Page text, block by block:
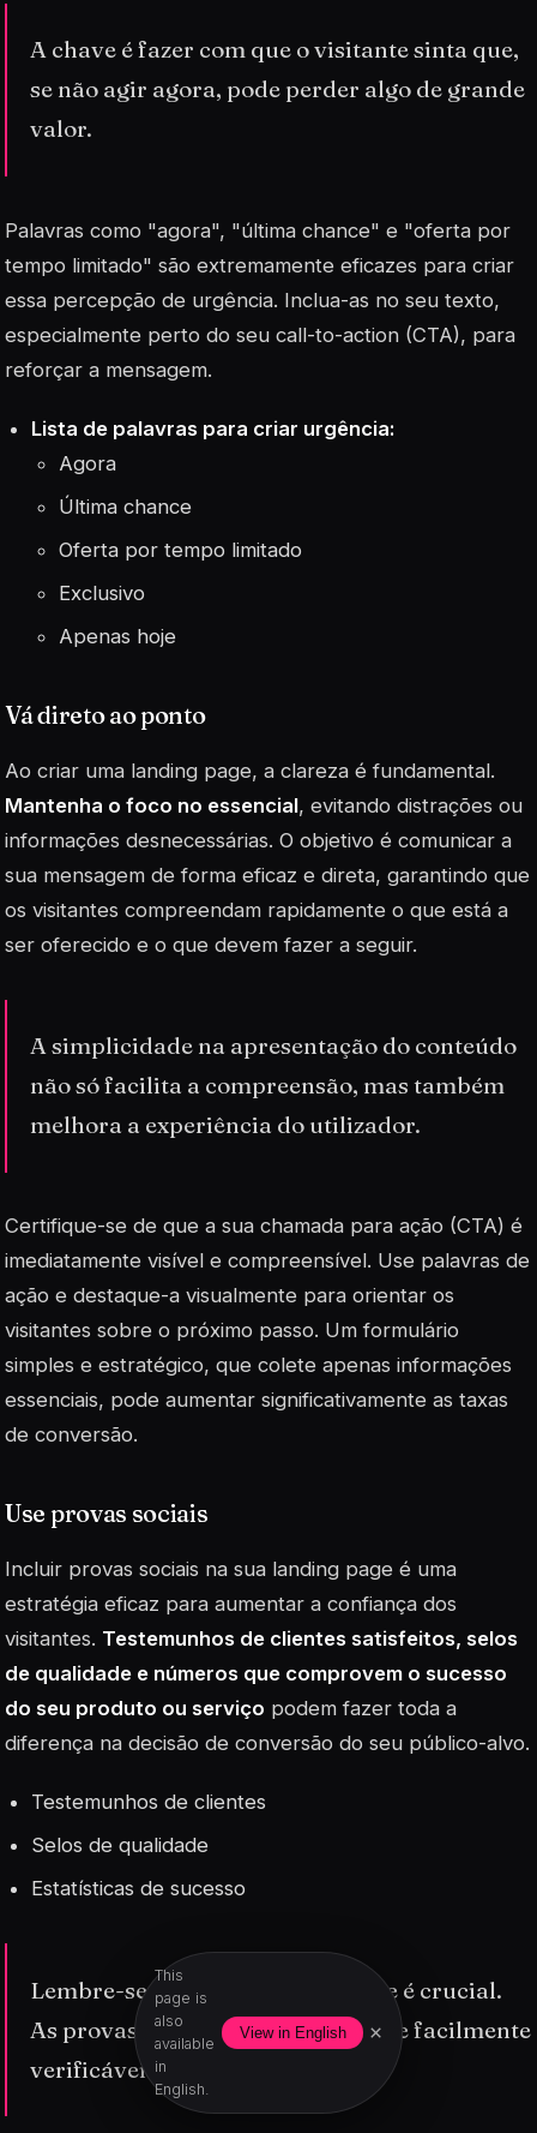
This
page is
also
available
in
English.
View in English ×
A chave é fazer com que o visitante sinta que,
se não agir agora, pode perder algo de grande
valor.
Palavras como "agora", "última chance" e "oferta por
tempo limitado" são extremamente eficazes para criar
essa percepção de urgência. Inclua-as no seu texto,
especialmente perto do seu call-to-action (CTA), para
reforçar a mensagem.
Lista de palavras para criar urgência:
Agora
Última chance
Oferta por tempo limitado
Exclusivo
Apenas hoje
Vá direto ao ponto
Ao criar uma landing page, a clareza é fundamental.
Mantenha o foco no essencial, evitando distrações ou
informações desnecessárias. O objetivo é comunicar a
sua mensagem de forma eficaz e direta, garantindo que
os visitantes compreendam rapidamente o que está a
ser oferecido e o que devem fazer a seguir.
A simplicidade na apresentação do conteúdo
não só facilita a compreensão, mas também
melhora a experiência do utilizador.
Certifique-se de que a sua chamada para ação (CTA) é
imediatamente visível e compreensível. Use palavras de
ação e destaque-a visualmente para orientar os
visitantes sobre o próximo passo. Um formulário
simples e estratégico, que colete apenas informações
essenciais, pode aumentar significativamente as taxas
de conversão.
Use provas sociais
Incluir provas sociais na sua landing page é uma
estratégia eficaz para aumentar a confiança dos
visitantes. Testemunhos de clientes satisfeitos, selos
de qualidade e números que comprovem o sucesso
do seu produto ou serviço podem fazer toda a
diferença na decisão de conversão do seu público-alvo.
Testemunhos de clientes
Selos de qualidade
Estatísticas de sucesso
Lembre-se de que a autenticidade é crucial.
As provas sociais devem ser reais e facilmente
verificáveis.